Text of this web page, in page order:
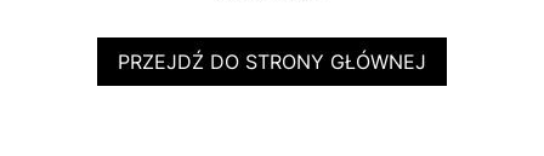
PRZEJDŹ DO STRONY GŁÓWNEJ